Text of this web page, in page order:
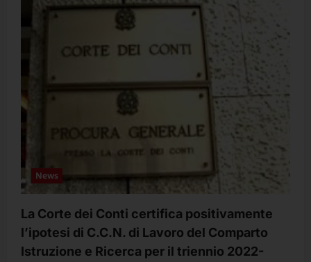
c
o
News
La Corte dei Conti certifica positivamente
l’ipotesi di C.C.N. di Lavoro del Comparto
Istruzione e Ricerca per il triennio 2022-